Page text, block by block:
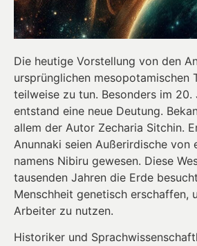
Die heutige Vorstellung von den
ursprünglichen mesopotamischen
teilweise zu tun. Besonders im 20.
entstand eine neue Deutung.
allem der Autor Zecharia Sitchin.
Anunnaki seien Außerirdische von
namens Nibiru gewesen. Diese
tausenden Jahren die Erde
Menschheit genetisch erschaffen,
Arbeiter zu nutzen.
Historiker und